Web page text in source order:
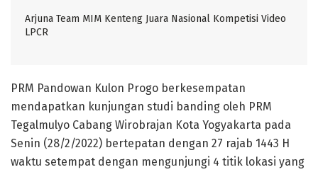
Arjuna Team MIM Kenteng Juara Nasional Kompetisi Video
LPCR
PRM Pandowan Kulon Progo berkesempatan
mendapatkan kunjungan studi banding oleh PRM
Tegalmulyo Cabang Wirobrajan Kota Yogyakarta pada
Senin (28/2/2022) bertepatan dengan 27 rajab 1443 H
waktu setempat dengan mengunjungi 4 titik lokasi yang